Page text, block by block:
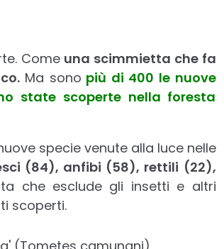
Come una scimmietta che fa
Ma sono più di 400 le nuove
state scoperte nella foresta
specie venute alla luce nelle
(84), anfibi (58), rettili (22),
che esclude gli insetti e altri
scoperti.